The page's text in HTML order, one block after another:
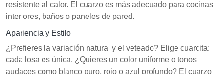
resistente al calor. El cuarzo es más adecuado para cocinas
interiores, baños o paneles de pared.
Apariencia y Estilo
¿Prefieres la variación natural y el veteado? Elige cuarcita:
cada losa es única. ¿Quieres un color uniforme o tonos
audaces como blanco puro, rojo o azul profundo? El cuarzo